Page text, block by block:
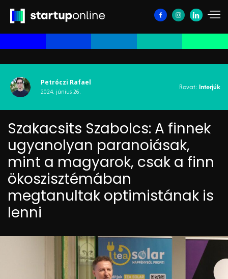
Petróczi Rafael
2024. június 26.
Rovat: Interjúk
Szakacsits Szabolcs: A finnek
ugyanolyan paranoiásak,
mint a magyarok, csak a finn
ökoszisztémában
megtanultak optimistának is
lenni